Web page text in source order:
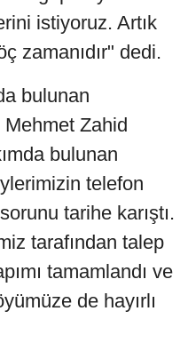
istiyoruz. Artık
zamanıdır" dedi.
bulunan
Mehmet Zahid
bulunan
telefon
tarihe karıştı.
tarafından talep
tamamlandı ve
de hayırlı